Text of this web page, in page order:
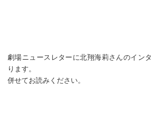
劇場ニュースレターに北翔海莉さんのイン
ります。
併せてお読みください。